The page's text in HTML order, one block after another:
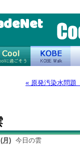
« 原発汚染水問題
月) 今日の雲